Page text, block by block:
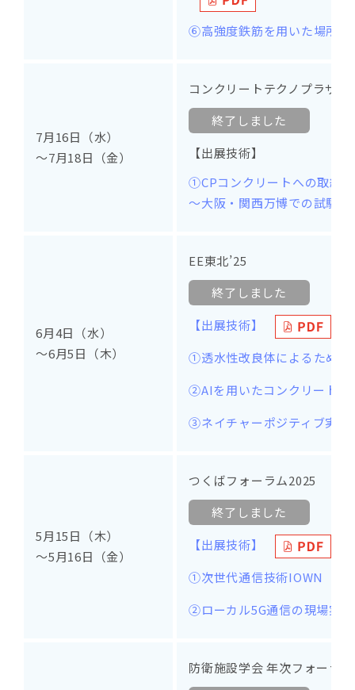
⑥高強度鉄筋を用いた場所打
7月16日（水）
～7月18日（金）
コンクリートテクノプラザ
終了しました
【出展技術】
①CPコンクリートへの取組み
～大阪・関西万博での試験施
6月4日（水）
～6月5日（木）
EE東北’25
終了しました
【出展技術】
①透水性改良体によるため池
②AIを用いたコンクリート打
③ネイチャーポジティブ実現
5月15日（木）
～5月16日（金）
つくばフォーラム2025
終了しました
【出展技術】
①次世代通信技術IOWN
②ローカル5G通信の現場実証
防衛施設学会 年次フォーラ